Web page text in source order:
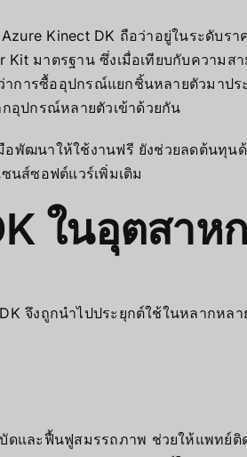
Kinect DK ถือว่าอยู่ในระดับร
มาตรฐาน ซึ่งเมื่อเทียบกับความส
ารซื้ออุปกรณ์แยกชิ้นหลายตัวมาปร
อุปกรณ์หลายตัวเข้าด้วยกัน
พัฒนาให้ใช้งานฟรี ยังช่วยลดต้นทุ
นส์ซอฟต์แวร์เพิ่มเติม
ในอุตสาห
จึงถูกนำไปประยุกต์ใช้ในหลากหล
ดและฟื้นฟูสมรรถภาพ ช่วยให้แพทย์